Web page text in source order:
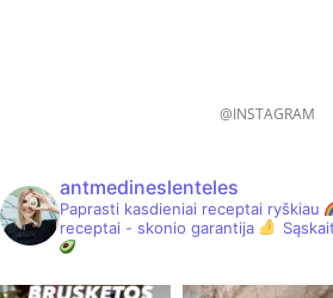
@INSTAGRAM
antmedineslenteles
Paprasti kasdieniai receptai ryškiau
receptai - skonio garantija